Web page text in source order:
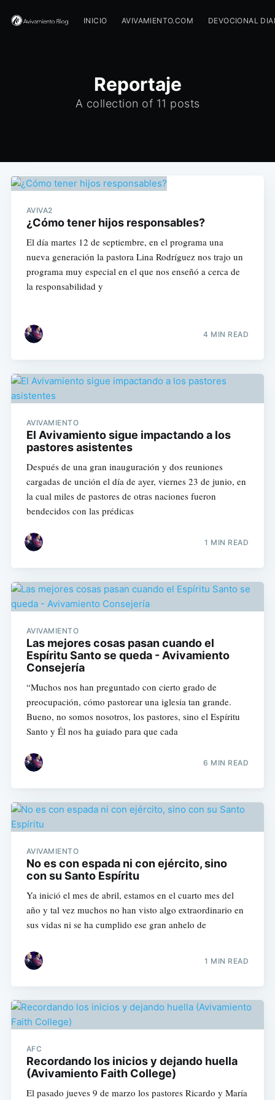
INICIO AVIVAMIENTO.COM DEVOCIONAL
Reportaje
A collection of 11 posts
AVIVA2
¿Cómo tener hijos responsables?
El día martes 12 de septiembre, en el programa una
nueva generación la pastora Lina Rodríguez nos trajo un
programa muy especial en el que nos enseñó a cerca de
la responsabilidad y
4 MIN READ
AVIVAMIENTO
El Avivamiento sigue impactando a los
pastores asistentes
Después de una gran inauguración y dos reuniones
cargadas de unción el día de ayer, viernes 23 de junio, en
la cual miles de pastores de otras naciones fueron
bendecidos con las prédicas
1 MIN READ
AVIVAMIENTO
Las mejores cosas pasan cuando el
Espíritu Santo se queda - Avivamiento
Consejería
“Muchos nos han preguntado con cierto grado de
preocupación, cómo pastorear una iglesia tan grande.
Bueno, no somos nosotros, los pastores, sino el Espíritu
Santo y Él nos ha guiado para que cada
6 MIN READ
AVIVAMIENTO
No es con espada ni con ejército, sino
con su Santo Espíritu
Ya inició el mes de abril, estamos en el cuarto mes del
año y tal vez muchos no han visto algo extraordinario en
sus vidas ni se ha cumplido ese gran anhelo de
1 MIN READ
AFC
Recordando los inicios y dejando huella
(Avivamiento Faith College)
El pasado jueves 9 de marzo los pastores Ricardo y María